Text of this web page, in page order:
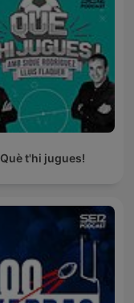
Què t'hi jugues!